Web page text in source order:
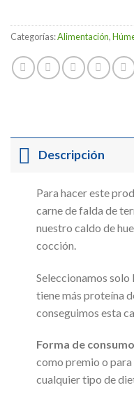
Categorías:Alimentación,
Descripción
Para hacer este
carne de falda de
nuestro caldo de
cocción.
Seleccionamos solo
tiene más proteína
conseguimos esta
Forma de
como premio o
cualquier tipo de